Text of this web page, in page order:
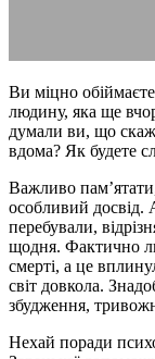
Ви міцно
людину, яка ще
думали ви, що
вдома? Як будете
Важливо
особливий досвід.
перебували,
щодня. Фактично
смерті, а це
світ довкола.
збудження,
Нехай поради